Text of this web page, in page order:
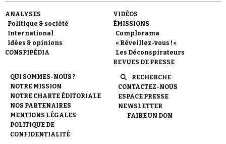
ANALYSES
Politique & société
International
Idées & opinions
CONSPIPÉDIA
VIDÉOS
ÉMISSIONS
Complorama
« Réveillez-vous ! »
Les Déconspirateurs
REVUES DE PRESSE
QUI SOMMES-NOUS ?
NOTRE MISSION
NOTRE CHARTE ÉDITORIALE
NOS PARTENAIRES
MENTIONS LÉGALES
POLITIQUE DE
CONFIDENTIALITÉ
RECHERCHE
CONTACTEZ-NOUS
ESPACE PRESSE
NEWSLETTER
FAIRE UN DON